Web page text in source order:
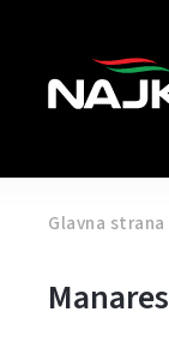
Glavna strana